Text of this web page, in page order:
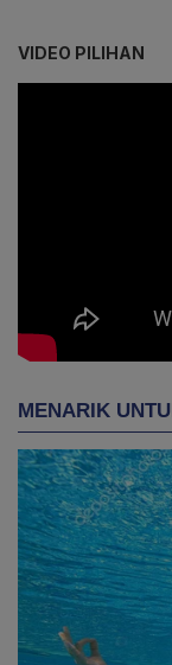
VIDEO PILIHAN